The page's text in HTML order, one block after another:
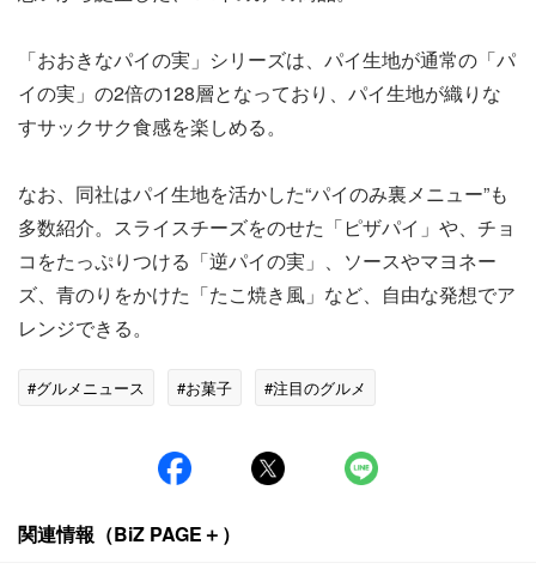
「おおきなパイの実」シリーズは、パイ生地が通常の「パ
イの実」の2倍の128層となっており、パイ生地が織りな
すサックサク食感を楽しめる。
なお、同社はパイ生地を活かした“パイのみ裏メニュー”も
多数紹介。スライスチーズをのせた「ピザパイ」や、チョ
コをたっぷりつける「逆パイの実」、ソースやマヨネー
ズ、青のりをかけた「たこ焼き風」など、自由な発想でア
レンジできる。
#グルメニュース #お菓子 #注目のグルメ
関連情報（BiZ PAGE＋）